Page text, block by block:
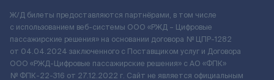
Ж/Д билеты предоставляются партнёрами, в том числе
с использованием веб-системы ООО «РЖД – Цифровые
пассажирские решения» на основании договора № ЦПР-1282
от 04.04.2024 заключенного с Поставщиком услуг и Договора
ООО «РЖД-Цифровые пассажирские решения» c АО «ФПК»
№ ФПК-22-316 от 27.12.2022 г. Сайт не является официальным